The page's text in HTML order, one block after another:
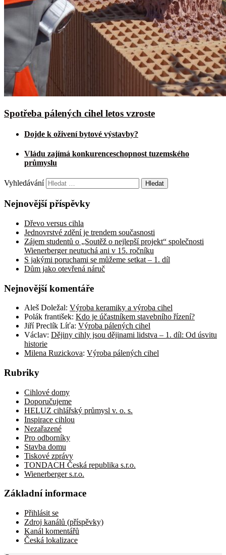
Spotřeba pálených cihel letos vzroste
Dojde k oživení bytové výstavby?
Vládu zajímá konkurenceschopnost tuzemského
průmyslu
Vyhledávání
Nejnovější příspěvky
Dřevo versus cihla
Jednovrstvé zdění je trendem současnosti
Zájem studentů o „Soutěž o nejlepší projekt“ společnosti
Wienerberger neutuchá ani v 15. ročníku
S jakými poruchami se můžeme setkat – 1. díl
Dům jako otevřená náruč
Nejnovější komentáře
Aleš Doležal: Výroba keramiky a výroba cihel
Polák františek: Kdo je účastníkem stavebního řízení?
Jiří Preclík Líťa: Výroba pálených cihel
Václav: Dějiny cihly jsou dějinami lidstva – 1. díl: Od úsvitu
historie
Milena Ruzickova: Výroba pálených cihel
Rubriky
Cihlové domy
Doporučujeme
HELUZ cihlářský průmysl v. o. s.
Inspirace cihlou
Nezařazené
Pro odborníky
Stavba domu
Tiskové zprávy
TONDACH Česká republika s.r.o.
Wienerberger s.r.o.
Základní informace
Přihlásit se
Zdroj kanálů (příspěvky)
Kanál komentářů
Česká lokalizace